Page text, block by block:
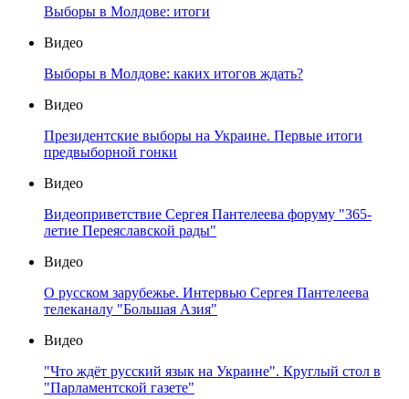
Выборы в Молдове: итоги
Видео
Выборы в Молдове: каких итогов ждать?
Видео
Президентские выборы на Украине. Первые итоги
предвыборной гонки
Видео
Видеоприветствие Сергея Пантелеева форуму "365-
летие Переяславской рады"
Видео
О русском зарубежье. Интервью Сергея Пантелеева
телеканалу "Большая Азия"
Видео
"Что ждёт русский язык на Украине". Круглый стол в
"Парламентской газете"